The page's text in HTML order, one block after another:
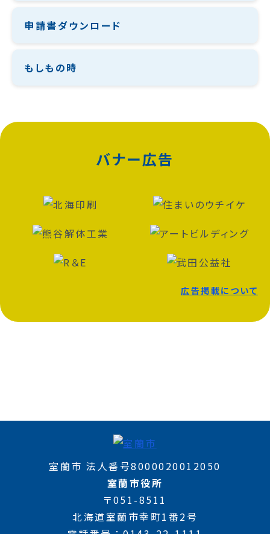
申請書ダウンロード
もしもの時
バナー広告
広告掲載について
室蘭市 法人番号8000020012050
室蘭市役所
〒051-8511
北海道室蘭市幸町1番2号